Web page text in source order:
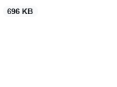
696 KB